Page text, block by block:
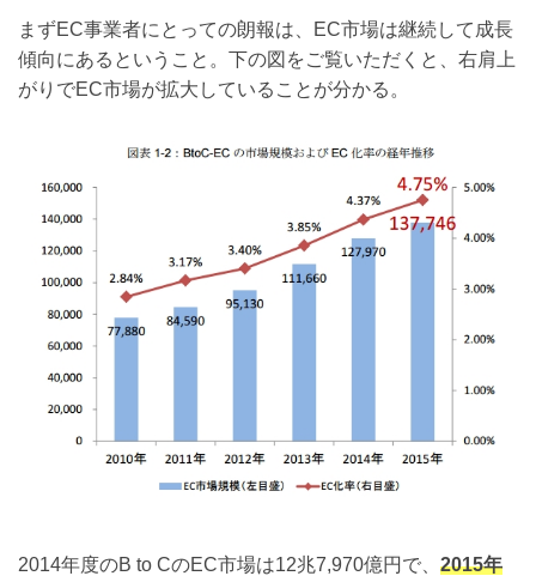
まずEC事業者にとっての朗報は、EC市場は継続して成長
傾向にあるということ。下の図をご覧いただくと、右肩上
がりでEC市場が拡大していることが分かる。
2014年度のB to CのEC市場は12兆7,970億円で、 2015年